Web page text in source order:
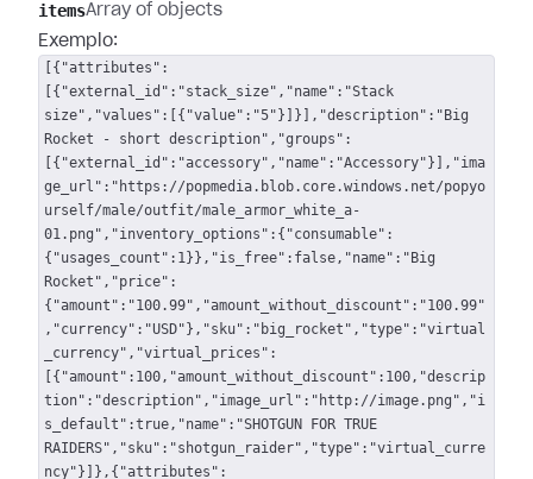
itemsArray of objects
Exemplo:
[{"attributes":
[{"external_id":"stack_size","name":"Stack
size","values":[{"value":"5"}]}],"description":"Big
Rocket - short description","groups":
[{"external_id":"accessory","name":"Accessory"}],"ima
ge_url":"https://popmedia.blob.core.windows.net/popyo
urself/male/outfit/male_armor_white_a-
01.png","inventory_options":{"consumable":
{"usages_count":1}},"is_free":false,"name":"Big
Rocket","price":
{"amount":"100.99","amount_without_discount":"100.99"
,"currency":"USD"},"sku":"big_rocket","type":"virtual
_currency","virtual_prices":
[{"amount":100,"amount_without_discount":100,"descrip
tion":"description","image_url":"http://image.png","i
s_default":true,"name":"SHOTGUN FOR TRUE
RAIDERS","sku":"shotgun_raider","type":"virtual_curre
ncy"}]},{"attributes":